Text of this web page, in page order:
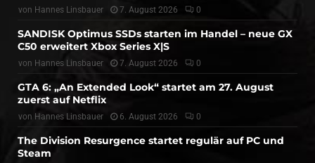
von Hannes Linsbauer 7. August 2026 0
SANDISK Optimus SSDs starten im Handel – neue GX
C50 erweitert Xbox Series X|S
von Hannes Linsbauer 7. August 2026 0
GTA 6: „An Extended Look“ startet am 27. August
zuerst auf Netflix
von Hannes Linsbauer 6. August 2026 0
The Division Resurgence startet regulär auf PC und
Steam